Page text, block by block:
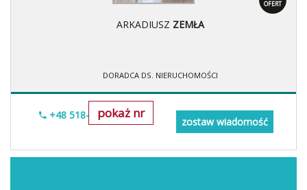
OFERT
ARKADIUSZ ZEMŁA
DORADCA DS. NIERUCHOMOŚCI
pokaż nr
+48 518-706-552
zostaw wiadomość